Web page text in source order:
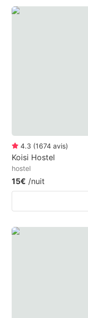
4.3 (1674 avis)
Koisi Hostel
hostel
15€ /nuit